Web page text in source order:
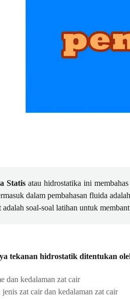
Statis atau hidrostatika ini
dalam pembahasan fluida
soal-soal latihan untuk
tekanan hidrostatik ditentukan
dan kedalaman zat cair
jenis zat cair dan kedalaman zat cair